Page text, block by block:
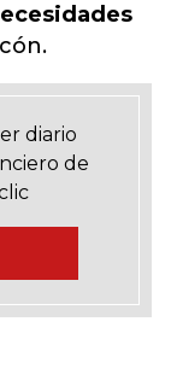
diario
de